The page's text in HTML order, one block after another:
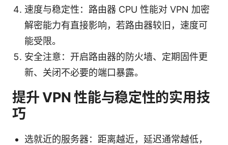
速度与稳定性：路由器 CPU 性能对 VPN 加密
解密能力有直接影响，若路由器较旧，速度可
能受限。
安全注意：开启路由器的防火墙、定期固件更
新、关闭不必要的端口暴露。
提升 VPN 性能与稳定性的实用技
巧
选就近的服务器：距离越近，延迟通常越低，